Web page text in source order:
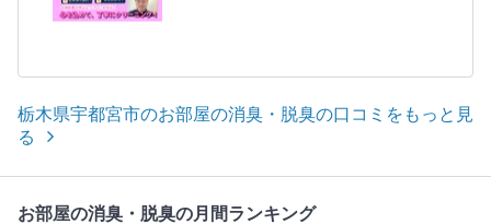
栃木県宇都宮市のお部屋の消臭・脱臭の口コミをもっと見
る
お部屋の消臭・脱臭の月間ランキング